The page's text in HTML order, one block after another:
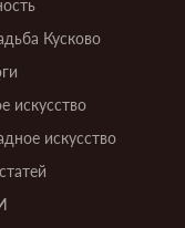
Кусково
искусство
искусство